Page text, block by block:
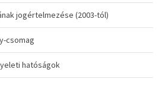
jogértelmezése (2003-tól)
csomag
hatóságok